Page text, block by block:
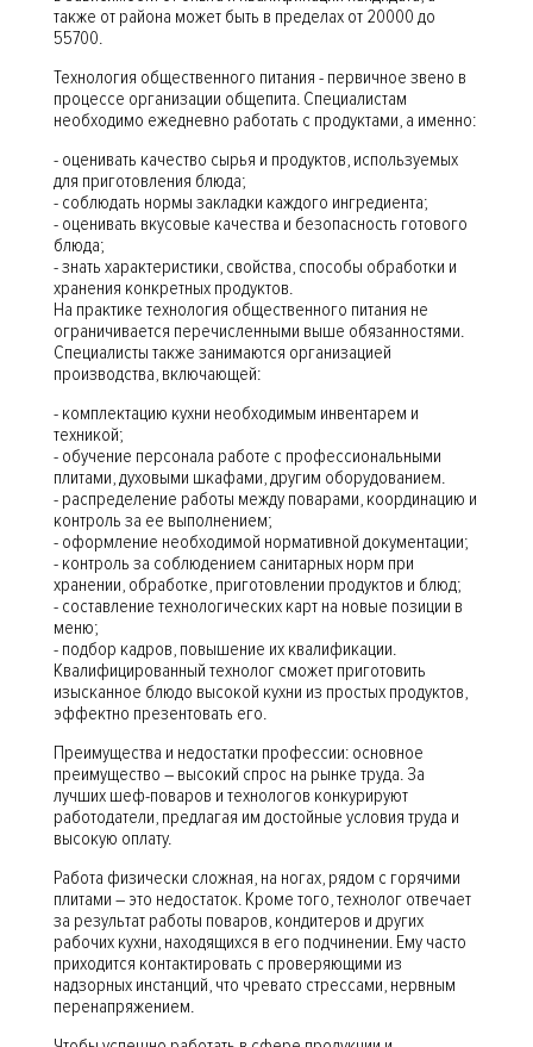
также от района может быть в пределах от 20000 до
55700.
Технология общественного питания - первичное звено в
процессе организации общепита. Специалистам
необходимо ежедневно работать с продуктами, а именно:
- оценивать качество сырья и продуктов, используемых
для приготовления блюда;
- соблюдать нормы закладки каждого ингредиента;
- оценивать вкусовые качества и безопасность готового
блюда;
- знать характеристики, свойства, способы обработки и
хранения конкретных продуктов.
На практике технология общественного питания не
ограничивается перечисленными выше обязанностями.
Специалисты также занимаются организацией
производства, включающей:
- комплектацию кухни необходимым инвентарем и
техникой;
- обучение персонала работе с профессиональными
плитами, духовыми шкафами, другим оборудованием.
- распределение работы между поварами, координацию и
контроль за ее выполнением;
- оформление необходимой нормативной документации;
- контроль за соблюдением санитарных норм при
хранении, обработке, приготовлении продуктов и блюд;
- составление технологических карт на новые позиции в
меню;
- подбор кадров, повышение их квалификации.
Квалифицированный технолог сможет приготовить
изысканное блюдо высокой кухни из простых продуктов,
эффектно презентовать его.
Преимущества и недостатки профессии: основное
преимущество – высокий спрос на рынке труда. За
лучших шеф-поваров и технологов конкурируют
работодатели, предлагая им достойные условия труда и
высокую оплату.
Работа физически сложная, на ногах, рядом с горячими
плитами – это недостаток. Кроме того, технолог отвечает
за результат работы поваров, кондитеров и других
рабочих кухни, находящихся в его подчинении. Ему часто
приходится контактировать с проверяющими из
надзорных инстанций, что чревато стрессами, нервным
перенапряжением.